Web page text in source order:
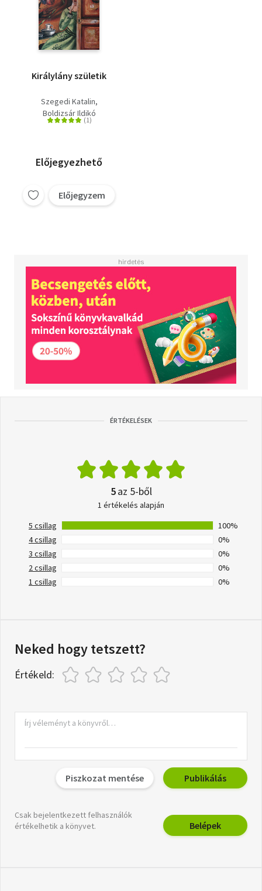
Királylány születik
Szegedi Katalin
Boldizsár Ildikó
Előjegyezhető
Előjegyzem
ÉRTÉKELÉSEK
5az 5-ből
1 értékelés alapján
5 csillag
100%
4 csillag
0%
3 csillag
0%
2 csillag
0%
1 csillag
0%
Neked hogy tetszett?
Értékeld:
Piszkozat mentése Publikálás
Csak bejelentkezett felhasználók
értékelhetik a könyvet.
Belépek